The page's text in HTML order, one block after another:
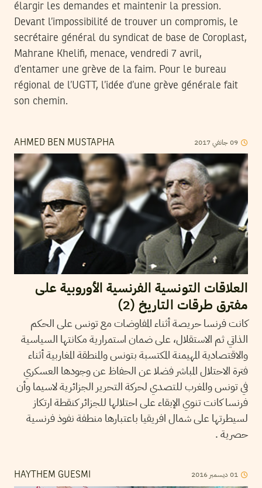
élargir les demandes et maintenir la pression.
Devant l’impossibilité de trouver un compromis, le
secrétaire général du syndicat de base de Coroplast,
Mahrane Khelifi, menace, vendredi 7 avril,
d’entamer une grève de la faim. Pour le bureau
régional de l’UGTT, l’idée d’une grève générale fait
son chemin.
AHMED BEN MUSTAPHA 09جانفي2017
العلاقات التونسية الفرنسية الأوروبية على
مفترق طرقات التاريخ (2)
كانت فرنسا حريصة أثناء المفاوضات مع تونس على الحكم
الذاتي ثم الاستقلال، على ضمان استمرارية مكانتها السياسية
والاقتصادية المهيمنة المكتسبة بتونس والمنطقة المغاربية أثناء
فترة الاحتلال المباشر فضلا عن الحفاظ عن وجودها العسكري
في تونس والمغرب للتصدي لحركة التحرير الجزائرية لاسيما وأن
فرنسا كانت تنوي الإبقاء على احتلالها للجزائر كنقطة ارتكاز
لسيطرتها على شمال افريقيا باعتبارها منطفة نفوذ فرنسية
حصرية .
HAYTHEM GUESMI 01 ديسمبر 2016